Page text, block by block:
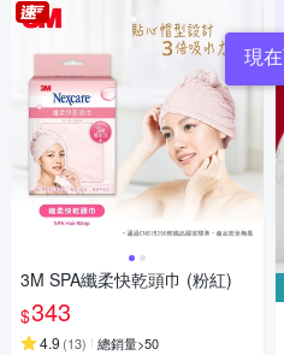
3M SPA纖柔快乾頭巾 (粉紅)
$343
4.9 (13) 總銷量>50